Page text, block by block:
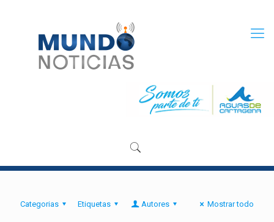
Categorias Etiquetas Autores Mostrar todo